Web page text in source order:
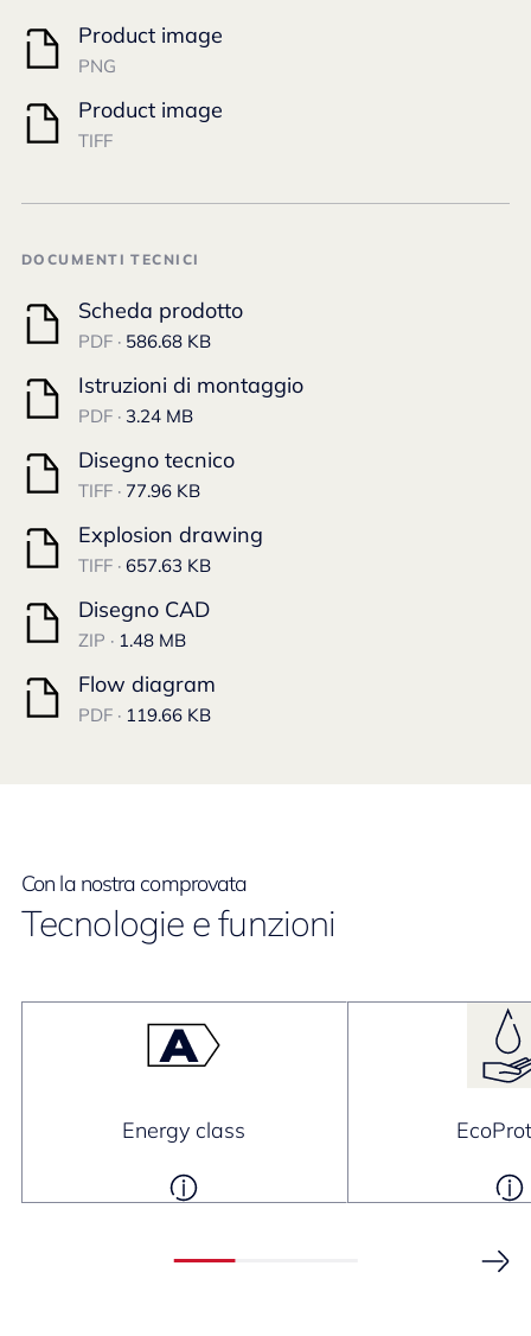
Product image
PNG
Product image
TIFF
DOCUMENTI TECNICI
Scheda prodotto
PDF · 586.68 KB
Istruzioni di montaggio
PDF · 3.24 MB
Disegno tecnico
TIFF · 77.96 KB
Explosion drawing
TIFF · 657.63 KB
Disegno CAD
ZIP · 1.48 MB
Flow diagram
PDF · 119.66 KB
Con la nostra comprovata
Tecnologie e funzioni
Energy class